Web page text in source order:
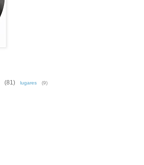
(81) lugares (9)